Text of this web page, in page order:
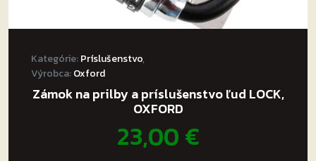
Kategórie:Príslušenstvo,
Výrobca:Oxford
Zámok na prilby a príslušenstvo ľud LOCK,
OXFORD
23,00€